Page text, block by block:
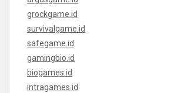
grockgame.id
survivalgame.id
safegame.id
gamingbio.id
biogames.id
intragames.id